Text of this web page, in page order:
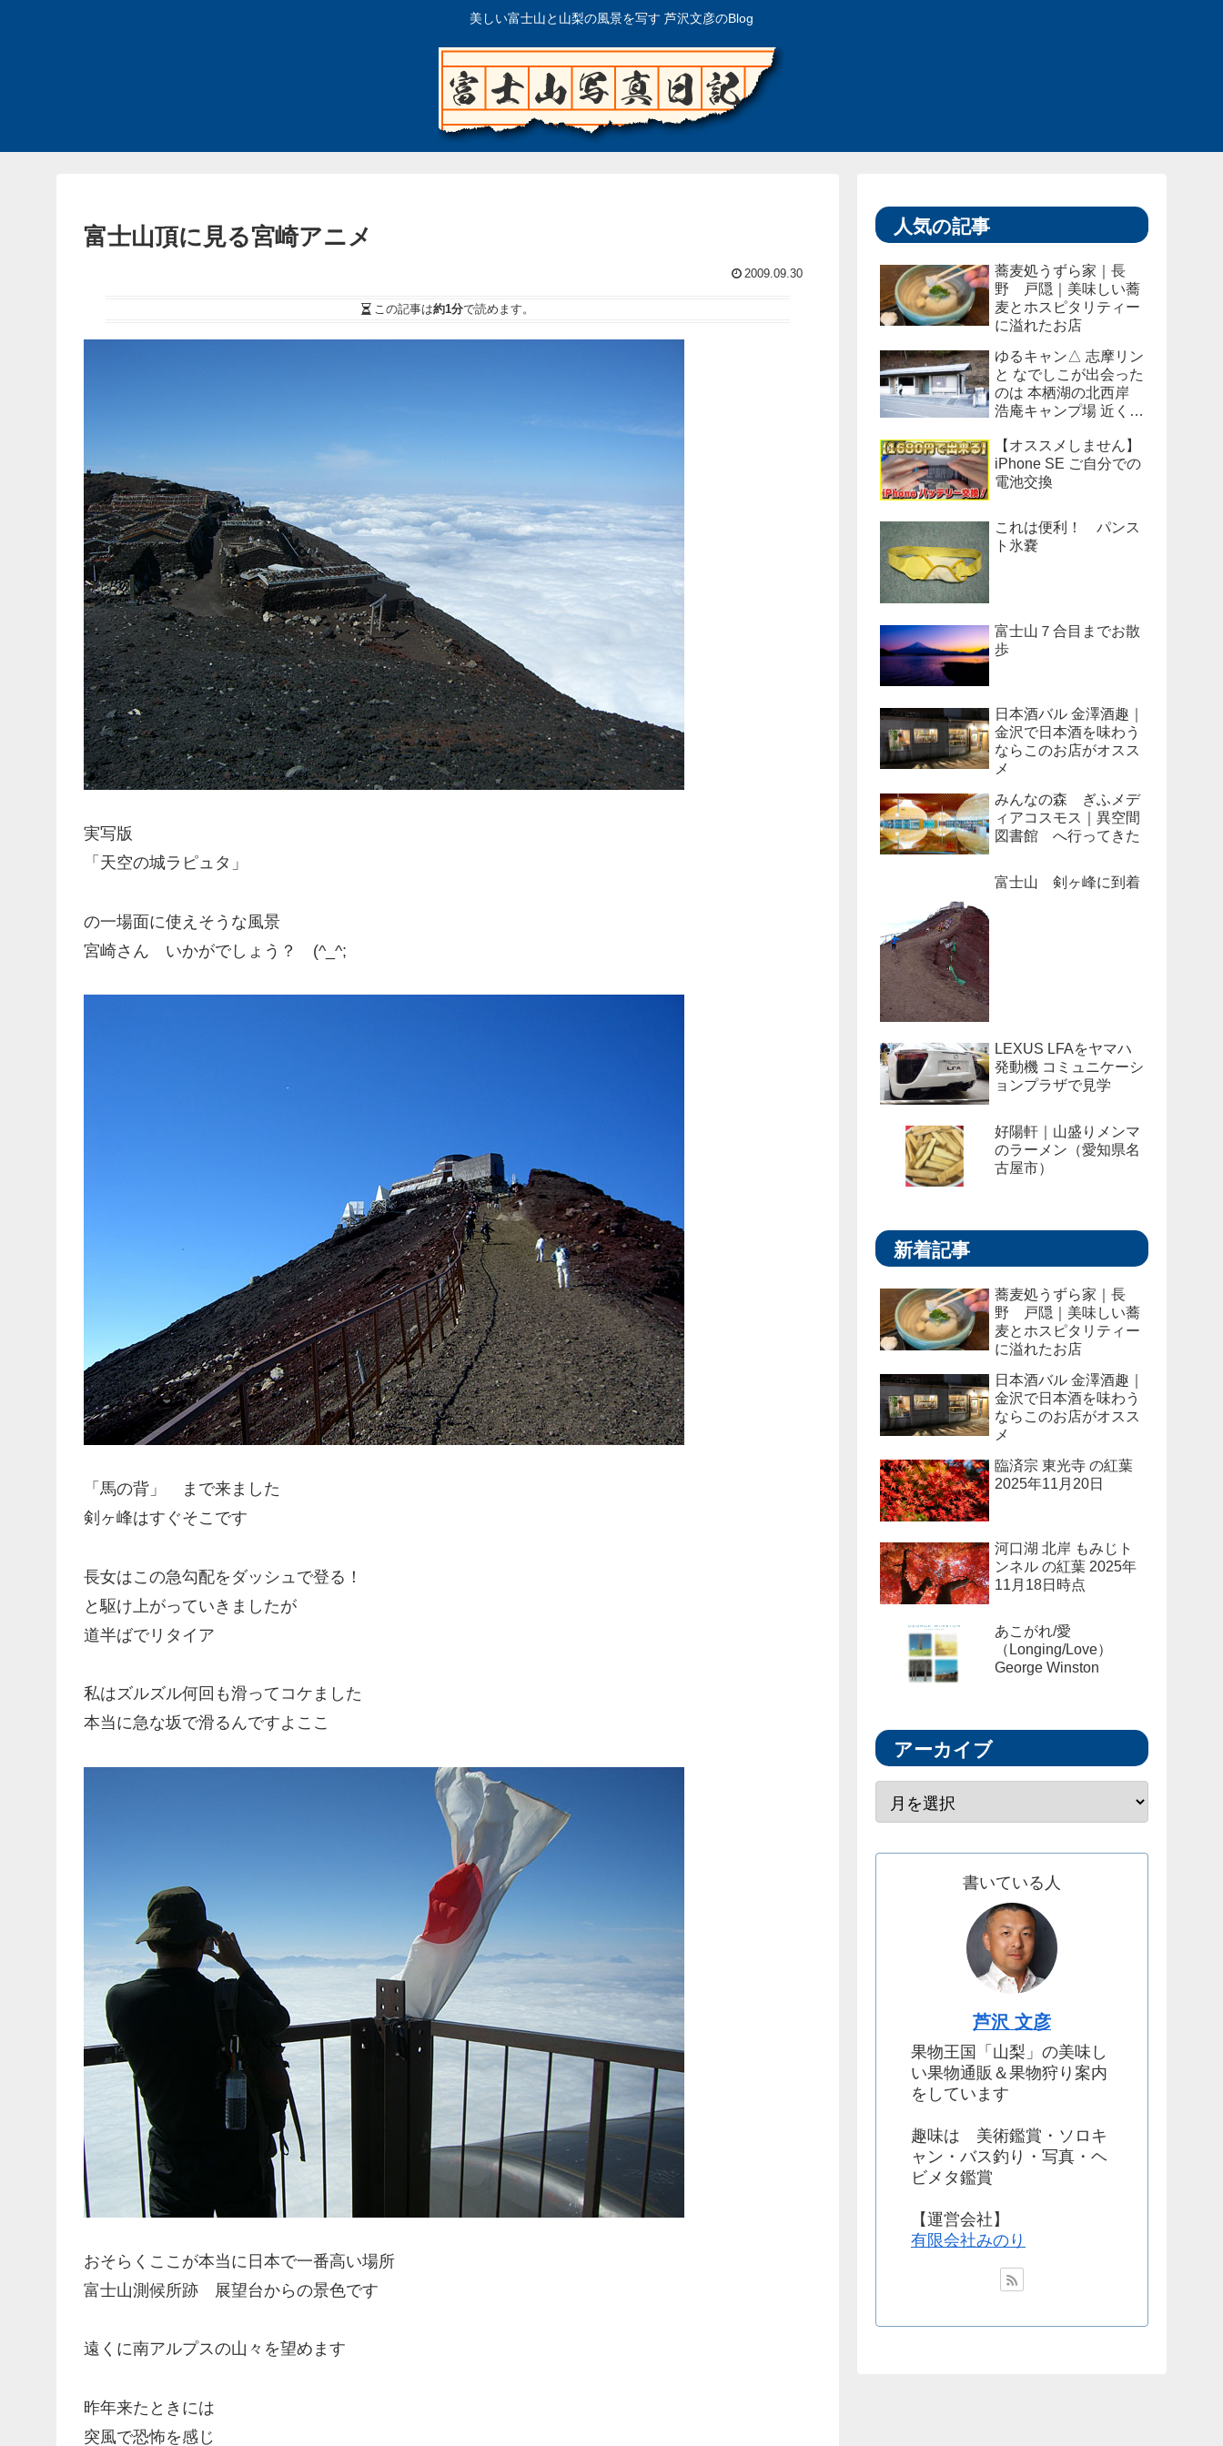
美しい富士山と山梨の風景を写す 芦沢文彦のBlog
富士山頂に見る宮崎アニメ
2009.09.30
この記事は約1分で読めます。
実写版
「天空の城ラピュタ」
の一場面に使えそうな風景
宮崎さん いかがでしょう？ (^_^;
「馬の背」 まで来ました
剣ヶ峰はすぐそこです
長女はこの急勾配をダッシュで登る！
と駆け上がっていきましたが
道半ばでリタイア
私はズルズル何回も滑ってコケました
本当に急な坂で滑るんですよここ
おそらくここが本当に日本で一番高い場所
富士山測候所跡 展望台からの景色です
遠くに南アルプスの山々を望めます
昨年来たときには
突風で恐怖を感じ
人気の記事
蕎麦処うずら家｜長
野 戸隠｜美味しい蕎
麦とホスピタリティー
に溢れたお店
ゆるキャン△ 志摩リン
と なでしこが出会った
のは 本栖湖の北西岸
浩庵キャンプ場 近くの
った！
【オススメしません】
iPhone SE ご自分での
電池交換
これは便利！ パンス
ト氷嚢
富士山７合目までお散
歩
日本酒バル 金澤酒趣｜
金沢で日本酒を味わう
ならこのお店がオスス
メ
みんなの森 ぎふメデ
ィアコスモス｜異空間
図書館 へ行ってきた
富士山 剣ヶ峰に到着
LEXUS LFAをヤマハ
発動機 コミュニケーシ
ョンプラザで見学
好陽軒｜山盛りメンマ
のラーメン（愛知県名
古屋市）
新着記事
蕎麦処うずら家｜長
野 戸隠｜美味しい蕎
麦とホスピタリティー
に溢れたお店
日本酒バル 金澤酒趣｜
金沢で日本酒を味わう
ならこのお店がオスス
メ
臨済宗 東光寺 の紅葉
2025年11月20日
河口湖 北岸 もみじト
ンネル の紅葉 2025年
11月18日時点
あこがれ/愛
（Longing/Love）
George Winston
アーカイブ
書いている人
芦沢 文彦
果物王国「山梨」の美味し
い果物通販＆果物狩り案内
をしています
趣味は 美術鑑賞・ソロキ
ャン・バス釣り・写真・ヘ
ビメタ鑑賞
【運営会社】
有限会社みのり